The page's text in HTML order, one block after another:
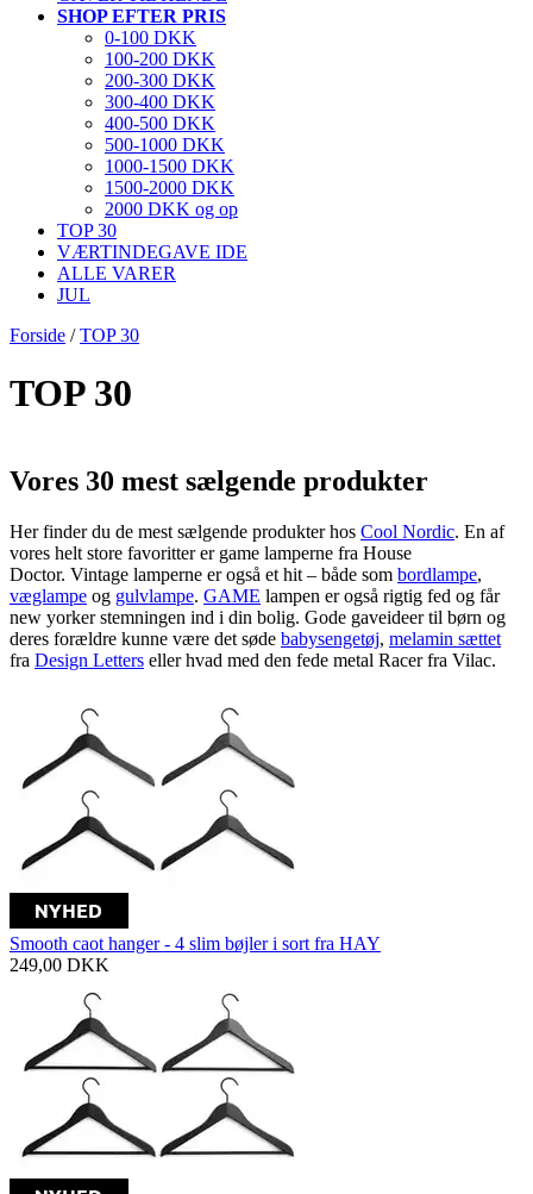
SHOP EFTER PRIS
0-100 DKK
100-200 DKK
200-300 DKK
300-400 DKK
400-500 DKK
500-1000 DKK
1000-1500 DKK
1500-2000 DKK
2000 DKK og op
TOP 30
VÆRTINDEGAVE IDE
ALLE VARER
JUL
Forside /TOP 30
TOP 30
Vores 30 mest sælgende produkter
Her finder du de mest sælgende produkter hos Cool Nordic. En af
vores helt store favoritter er game lamperne fra House
Doctor. Vintage lamperne er også et hit – både som bordlampe,
væglampe og gulvlampe. GAME lampen er også rigtig fed og får
new yorker stemningen ind i din bolig. Gode gaveideer til børn og
deres forældre kunne være det søde babysengetøj, melamin sættet
fra Design Letters eller hvad med den fede metal Racer fra Vilac.
Smooth caot hanger - 4 slim bøjler i sort fra HAY
249,00 DKK